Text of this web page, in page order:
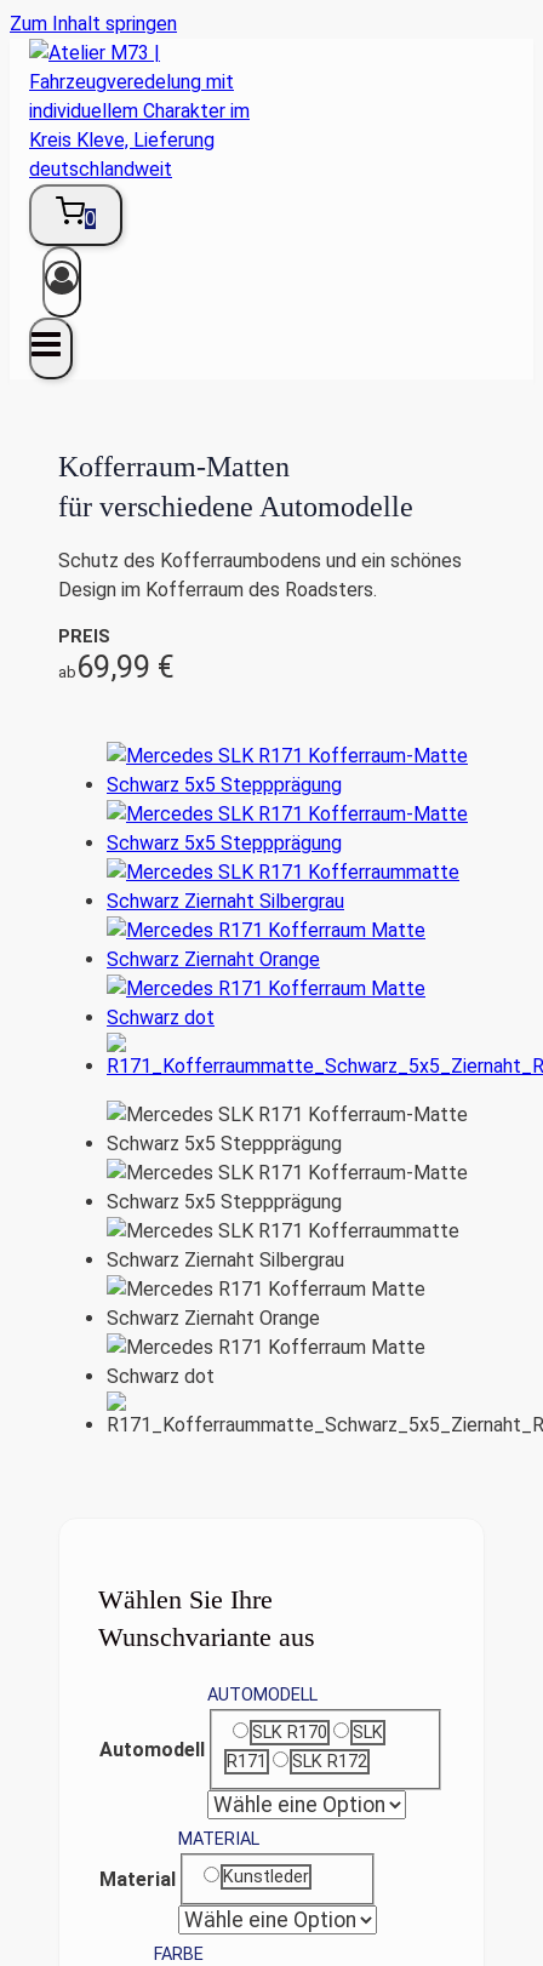
Zum Inhalt springen
0
Kofferraum-Matten
für verschiedene Automodelle
Schutz des Kofferraumbodens und ein schönes
Design im Kofferraum des Roadsters.
PREIS
ab 69,99 €
Wählen Sie Ihre
Wunschvariante aus
Automodell
AUTOMODELL
SLK R170
SLK
R171
SLK R172
Material
MATERIAL
Kunstleder
FARBE